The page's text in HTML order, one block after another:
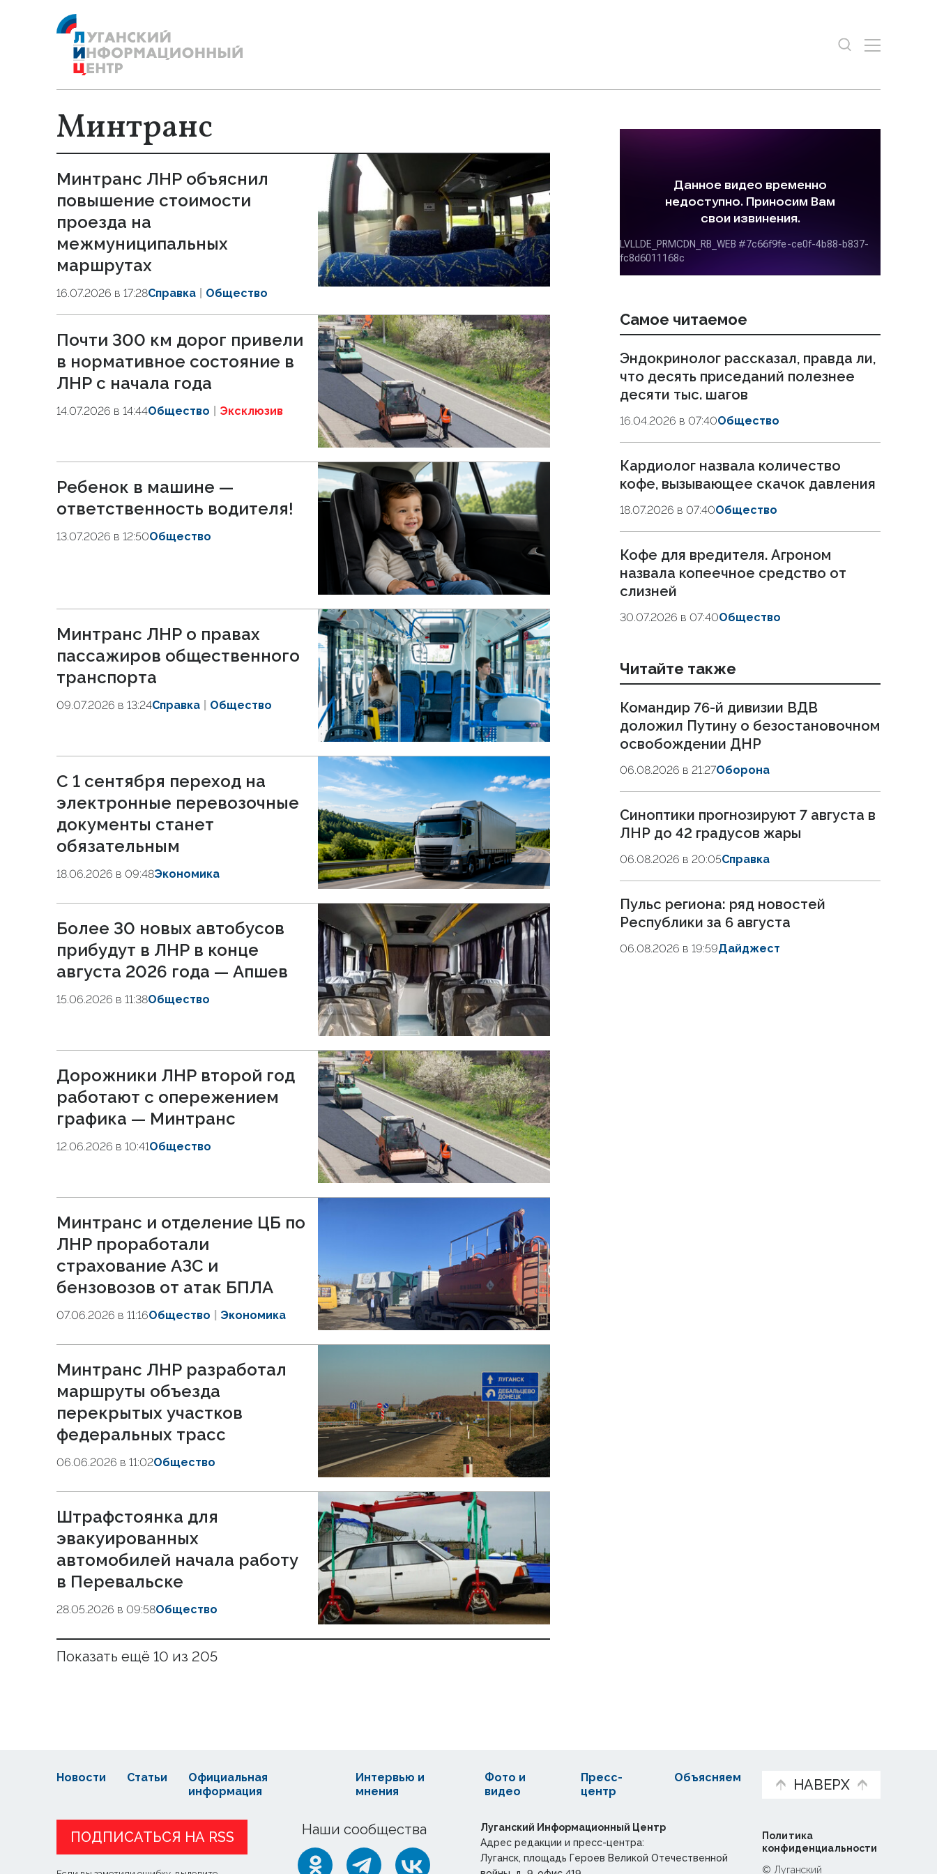
Минтранс
Минтранс ЛНР объяснил
повышение стоимости
проезда на
межмуниципальных
маршрутах
16.07.2026 в 17:28Справка Общество
Почти 300 км дорог привели
в нормативное состояние в
ЛНР с начала года
14.07.2026 в 14:44Общество Эксклюзив
Ребенок в машине —
ответственность водителя!
13.07.2026 в 12:50Общество
Минтранс ЛНР о правах
пассажиров общественного
транспорта
09.07.2026 в 13:24Справка Общество
С 1 сентября переход на
электронные перевозочные
документы станет
обязательным
18.06.2026 в 09:48Экономика
Более 30 новых автобусов
прибудут в ЛНР в конце
августа 2026 года — Апшев
15.06.2026 в 11:38Общество
Дорожники ЛНР второй год
работают с опережением
графика — Минтранс
12.06.2026 в 10:41Общество
Минтранс и отделение ЦБ по
ЛНР проработали
страхование АЗС и
бензовозов от атак БПЛА
07.06.2026 в 11:16Общество Экономика
Минтранс ЛНР разработал
маршруты объезда
перекрытых участков
федеральных трасс
06.06.2026 в 11:02Общество
Штрафстоянка для
эвакуированных
автомобилей начала работу
в Перевальске
28.05.2026 в 09:58Общество
Показать ещё 10 из 205
Самое читаемое
Эндокринолог рассказал, правда ли,
что десять приседаний полезнее
десяти тыс. шагов
16.04.2026 в 07:40Общество
Кардиолог назвала количество
кофе, вызывающее скачок давления
18.07.2026 в 07:40Общество
Кофе для вредителя. Агроном
назвала копеечное средство от
слизней
30.07.2026 в 07:40Общество
Читайте также
Командир 76-й дивизии ВДВ
доложил Путину о безостановочном
освобождении ДНР
06.08.2026 в 21:27Оборона
Синоптики прогнозируют 7 августа в
ЛНР до 42 градусов жары
06.08.2026 в 20:05Справка
Пульс региона: ряд новостей
Республики за 6 августа
06.08.2026 в 19:59Дайджест
НАВЕРХ
Наши сообщества
ПОДПИСАТЬСЯ НА RSS
Новости Статьи
Официальная
информация
Интервью и
мнения
Фото и
видео
Пресс-
центр
Объясняем
Политика
конфиденциальности
Луганский Информационный Центр
Адрес редакции и пресс-центра:
Луганск, площадь Героев Великой Отечественной
© Луганский